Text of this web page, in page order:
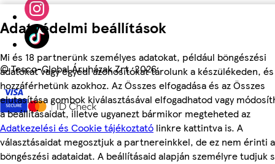
Adatvédelmi beállítások
Mi és 18 partnerünk személyes adatokat, például böngészési
adatokat vagy egyedi azonosítókat tárolunk a készülékeden, és
hozzáférhetünk azokhoz. Az Összes elfogadása és az Összes
elutasítása gombok kiválasztásával elfogadhatod vagy
a beállításaidat, illetve ugyanezt bármikor megteheted az
Adatkezelési és Cookie tájékoztató linkre kattintva is. A
választásaidat megosztjuk a partnereinkkel, de ez nem érinti a
böngészési adataidat. A beállításaid alapján személyre tudjuk
©Tesco-Global Áruházak Zrt. 2026